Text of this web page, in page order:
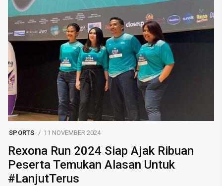
SPORTS 11 NOVEMBER 2024
Rexona Run 2024 Siap Ajak Ribuan
Peserta Temukan Alasan Untuk
#LanjutTerus